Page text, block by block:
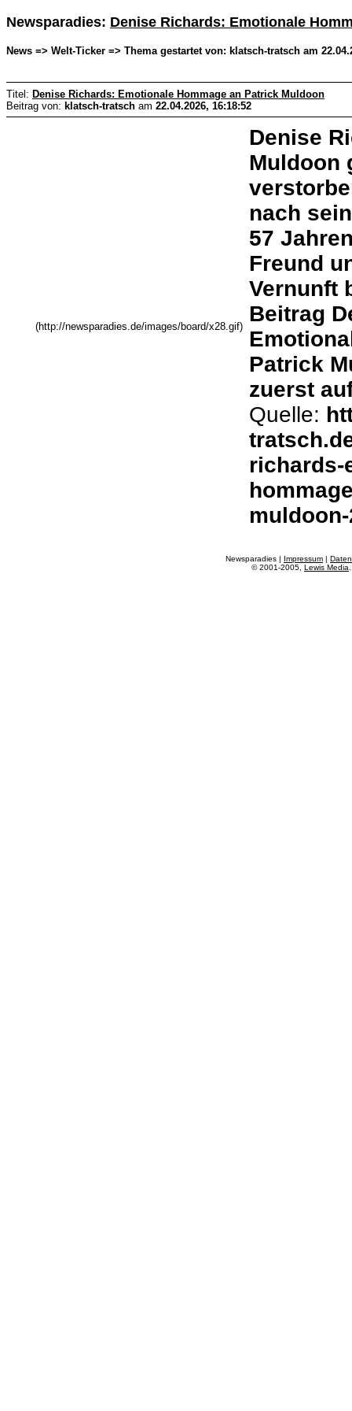
Newsparadies: Denise Richards: Emotionale
News => Welt-Ticker => Thema gestartet von: klatsch-tratsch am
Titel: Denise Richards: Emotionale Hommage an Patrick Muldoon
Beitrag von: klatsch-tratsch am 22.04.2026, 16:18:52
(http://newsparadies.de/images/board/x28.gif)
Denise
Muldoon
nach
57
Freund
Vernunft
Beitrag
Patrick
zuerst
Quelle:
richards-
Newsparadies | Impressum |
© 2001-2005, Lewis Media